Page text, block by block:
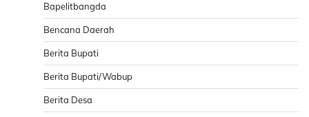
Bapelitbangda
Bencana Daerah
Berita Bupati
Berita Bupati/Wabup
Berita Desa